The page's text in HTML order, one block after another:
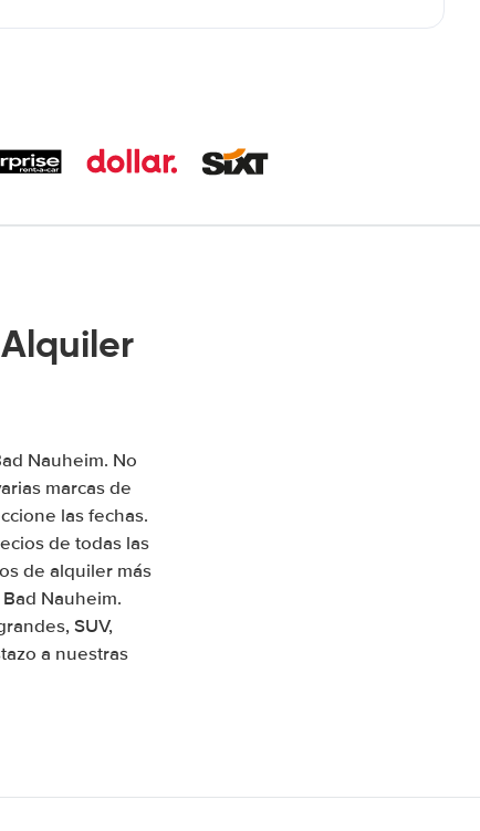
Alquiler
Nauheim. No
marcas de
las fechas.
de todas las
de alquiler más
Nauheim.
SUV,
a nuestras